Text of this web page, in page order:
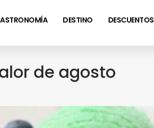
DESTINO DESCUENTOS
de agosto